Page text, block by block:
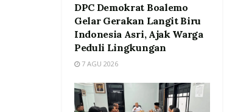
DPC Demokrat Boalemo
Gelar Gerakan Langit Biru
Indonesia Asri, Ajak Warga
Peduli Lingkungan
7 AGU 2026